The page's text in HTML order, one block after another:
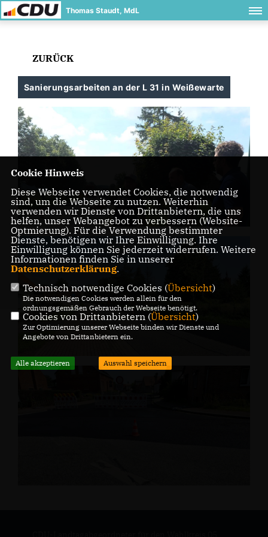
Thomas Staudt, MdL
ZURÜCK
Sanierungsarbeiten an der L 31 in Weißewarte
Cookie Hinweis
Diese Webseite verwendet Cookies, die notwendig
sind, um die Webseite zu nutzen. Weiterhin
verwenden wir Dienste von Drittanbietern, die uns
helfen, unser Webangebot zu verbessern (Website-
Optmierung). Für die Verwendung bestimmter
Dienste, benötigen wir Ihre Einwilligung. Ihre
Einwilligung können Sie jederzeit widerrufen. Weitere
Informationen finden Sie in unserer
Datenschutzerklärung.
Technisch notwendige Cookies (Übersicht)
Die notwendigen Cookies werden allein für den
ordnungsgemäßen Gebrauch der Webseite benötigt.
Cookies von Drittanbietern (Übersicht)
Zur Optimierung unserer Webseite binden wir Dienste und
Angebote von Drittanbietern ein.
Alle akzeptieren Auswahl speichern